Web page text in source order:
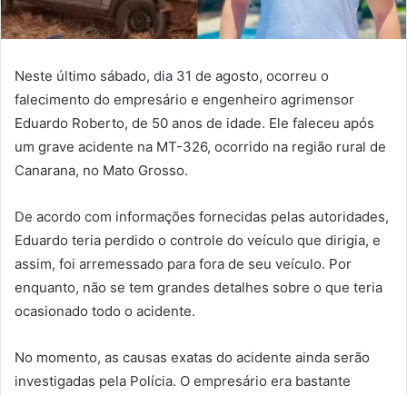
Neste último sábado, dia 31 de agosto, ocorreu o
falecimento do empresário e engenheiro agrimensor
Eduardo Roberto, de 50 anos de idade. Ele faleceu após
um grave acidente na MT-326, ocorrido na região rural de
Canarana, no Mato Grosso.
De acordo com informações fornecidas pelas autoridades,
Eduardo teria perdido o controle do veículo que dirigia, e
assim, foi arremessado para fora de seu veículo. Por
enquanto, não se tem grandes detalhes sobre o que teria
ocasionado todo o acidente.
No momento, as causas exatas do acidente ainda serão
investigadas pela Polícia. O empresário era bastante